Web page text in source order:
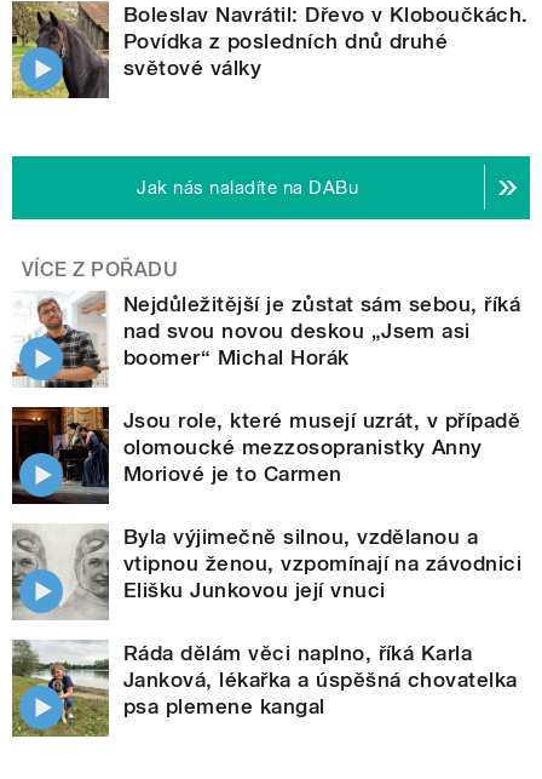
Boleslav Navrátil: Dřevo v Kloboučkách.
Povídka z posledních dnů druhé
světové války
Jak nás naladíte na DABu
VÍCE Z POŘADU
Nejdůležitější je zůstat sám sebou, říká
nad svou novou deskou „Jsem asi
boomer“ Michal Horák
Jsou role, které musejí uzrát, v případě
olomoucké mezzosopranistky Anny
Moriové je to Carmen
Byla výjimečně silnou, vzdělanou a
vtipnou ženou, vzpomínají na závodnici
Elišku Junkovou její vnuci
Ráda dělám věci naplno, říká Karla
Janková, lékařka a úspěšná chovatelka
psa plemene kangal